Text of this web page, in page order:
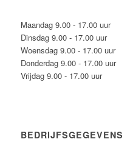
Maandag 9.00 - 17.00 uur
Dinsdag 9.00 - 17.00 uur
Woensdag 9.00 - 17.00 uur
Donderdag 9.00 - 17.00 uur
Vrijdag 9.00 - 17.00 uur
BEDRIJFSGEGEVENS